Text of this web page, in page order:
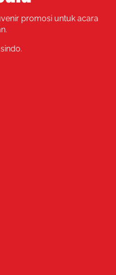
promosi untuk acara